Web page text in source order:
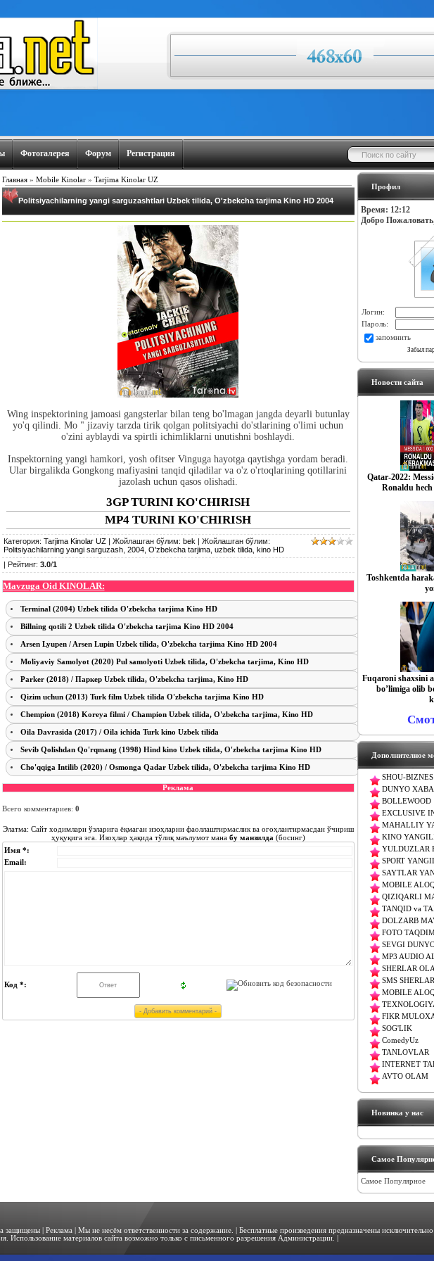
Фотогалерея Форум Регистрация
Главная» Mobile Kinolar» Tarjima Kinolar UZ
Politsiyachilarning yangi sarguzashtlari Uzbek tilida, O'zbekcha tarjima Kino HD 2004
Wing inspektorining jamoasi gangsterlar bilan teng bo'lmagan jangda deyarli butunlay
yo'q qilindi. Mo " jizaviy tarzda tirik qolgan politsiyachi do'stlarining o'limi uchun
o'zini ayblaydi va spirtli ichimliklarni unutishni boshlaydi.
Inspektorning yangi hamkori, yosh ofitser Vinguga hayotga qaytishga yordam beradi.
Ular birgalikda Gongkong mafiyasini tanqid qiladilar va o'z o'rtoqlarining qotillarini
jazolash uchun qasos olishadi.
3GP TURINI KO'CHIRISH
MP4 TURINI KO'CHIRISH
Категория: Tarjima Kinolar UZ| Жойлашган бўлим: bek | Жойлашган бўлим:
Politsiyachilarning yangi sarguzash, 2004, O'zbekcha tarjima, uzbek tilida, kino HD
| Рейтинг: 3.0/1
Mavzuga Oid KINOLAR:
Terminal (2004) Uzbek tilida O'zbekcha tarjima Kino HD
Billning qotili 2 Uzbek tilida O'zbekcha tarjima Kino HD 2004
Arsen Lyupen / Arsen Lupin Uzbek tilida, O'zbekcha tarjima Kino HD 2004
Moliyaviy Samolyot (2020) Pul samolyoti Uzbek tilida, O'zbekcha tarjima, Kino HD
Parker (2018) / Паркер Uzbek tilida, O'zbekcha tarjima, Kino HD
Qizim uchun (2013) Turk film Uzbek tilida O'zbekcha tarjima Kino HD
Chempion (2018) Koreya filmi / Champion Uzbek tilida, O'zbekcha tarjima, Kino HD
Oila Davrasida (2017) / Oila ichida Turk kino Uzbek tilida
Sevib Qolishdan Qo'rqmang (1998) Hind kino Uzbek tilida, O'zbekcha tarjima Kino HD
Cho'qqiga Intilib (2020) / Osmonga Qadar Uzbek tilida, O'zbekcha tarjima Kino HD
Реклама
Всего комментариев: 0
Элатма: Сайт ходимлари ўзларига ёқмаган изоҳларни фаоллаштирмаслик ва огоҳлантирмасдан ўчириш
ҳуқуқига эга. Изоҳлар ҳақида тўлиқ маълумот манабу манзилда (босинг)
Имя *:
Email:
Код *:
Профил
Время: 12:12
Добро
Логин:
Пароль:
запомнить
Забыл
Новости сайта
Qatar-2022:
Ronaldu
Toshkentda
Fuqaroni shaxsini
boʼlimiga olib
Дополнителное
SHOU-BIZNES
DUNYO
BOLLEWOOD
EXCLUSIVE
MAHALLIY
KINO
YULDUZLAR
SPORT
SAYTLAR
MOBILE
QIZIQARLI
TANQID va
DOLZARB
FOTO
SEVGI
MP3 AUDIO
SHERLAR
SMS SHERLAR
MOBILE
FIKR
SOG'LIK
ComedyUz
TANLOVLAR
INTERNET
AVTO OLAM
Новинка у нас
Самое
Самое Популярное
защищены |Реклама
| Мы не несём ответственности за содержание. | Бесплатные произведения предназначены
Использование материалов сайта возможно только с письменного разрешения Администрации. |